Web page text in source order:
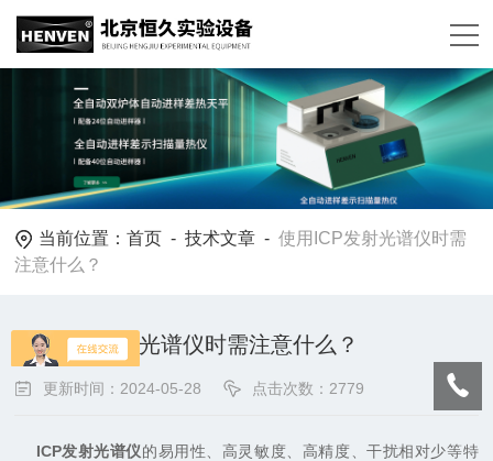
当前位置：首页 -技术文章 -使用ICP发射光谱仪时需
注意什么？
使用ICP发射光谱仪时需注意什么？
更新时间：2024-05-28 点击次数：2779
ICP发射光谱仪的易用性、高灵敏度、高精度、干扰相对少等特